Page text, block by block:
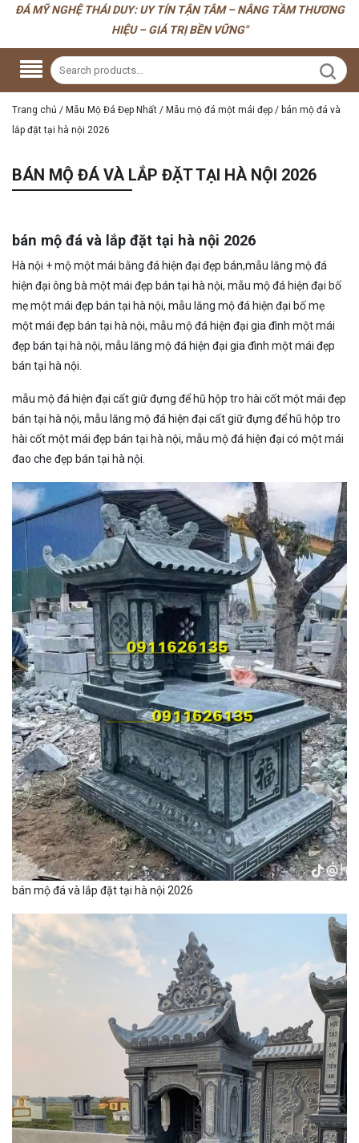
ĐÁ MỸ NGHỆ THÁI DUY: UY TÍN TẬN TÂM – NÂNG TẦM THƯƠNG
HIỆU – GIÁ TRỊ BỀN VỮNG"
Trang chủ / Mẫu Mộ Đá Đẹp Nhất / Mẫu mộ đá một mái đẹp / bán mộ đá và
lắp đặt tại hà nội 2026
BÁN MỘ ĐÁ VÀ LẮP ĐẶT TẠI HÀ NỘI 2026
bán mộ đá và lắp đặt tại hà nội 2026
Hà nội + mộ một mái bằng đá hiện đại đẹp bán,mẫu lăng mộ đá
hiện đại ông bà một mái đẹp bán tại hà nội, mẫu mộ đá hiện đại bố
mẹ một mái đẹp bán tại hà nội, mẫu lăng mộ đá hiện đại bố mẹ
một mái đẹp bán tại hà nội, mẫu mộ đá hiện đại gia đình một mái
đẹp bán tại hà nội, mẫu lăng mộ đá hiện đại gia đình một mái đẹp
bán tại hà nội.
mẫu mộ đá hiện đại cất giữ đựng để hũ hộp tro hài cốt một mái đẹp
bán tại hà nội, mẫu lăng mộ đá hiện đại cất giữ đựng để hũ hộp tro
hài cốt một mái đẹp bán tại hà nội, mẫu mộ đá hiện đại có một mái
đao che đẹp bán tại hà nội.
bán mộ đá và lắp đặt tại hà nội 2026